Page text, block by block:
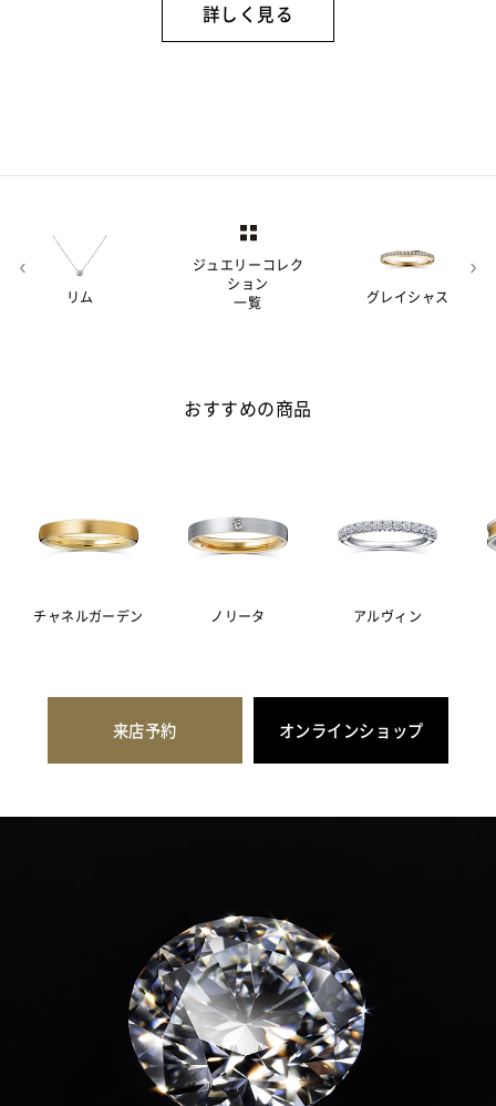
詳しく見る
ジュエリーコレク
ション
一覧
リム グレイシャス
おすすめの商品
チャネルガーデン ノリータ アルヴィン
来店予約 オンラインショップ